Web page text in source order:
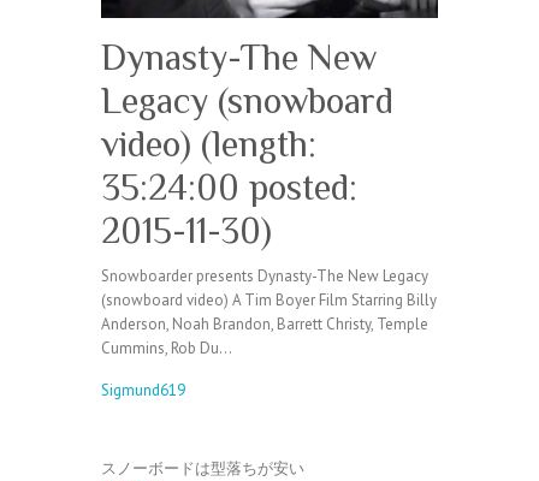
Dynasty-The New
Legacy (snowboard
video) (length:
35:24:00 posted:
2015-11-30)
Snowboarder presents Dynasty-The New Legacy
(snowboard video) A Tim Boyer Film Starring Billy
Anderson, Noah Brandon, Barrett Christy, Temple
Cummins, Rob Du…
Sigmund619
スノーボードは型落ちが安い